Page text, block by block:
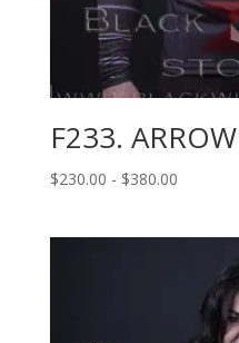
F233. ARROW
$230.00 - $380.00Rango
$230.00
hasta
$380.00